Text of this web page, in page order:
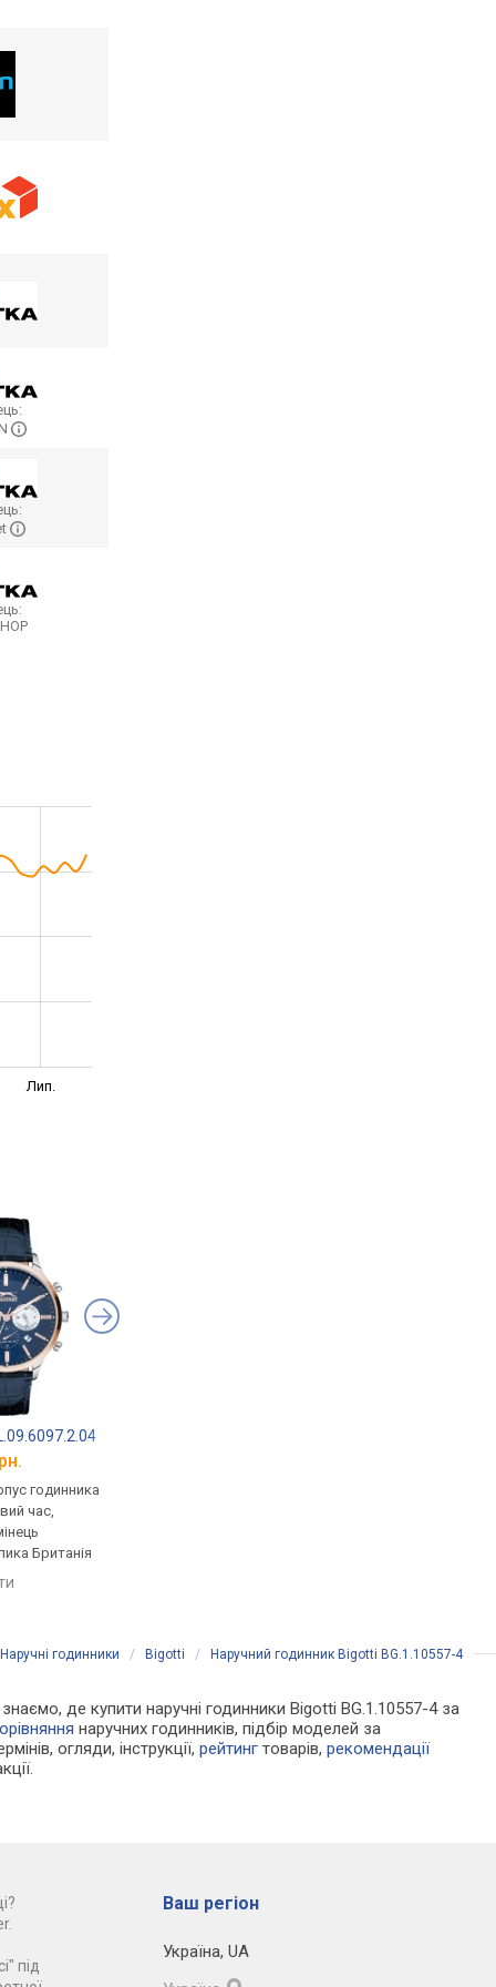
Лип.
годинника
час,
Британія
Наручні годинники / Bigotti / Наручний годинник Bigotti BG.1.10557-4
де купити наручні годинники Bigotti BG.1.10557-4 за
наручних годинників, підбір моделей за
огляди, інструкції,рейтинг товарів,рекомендації
під
Ваш регіон
Україна, UA